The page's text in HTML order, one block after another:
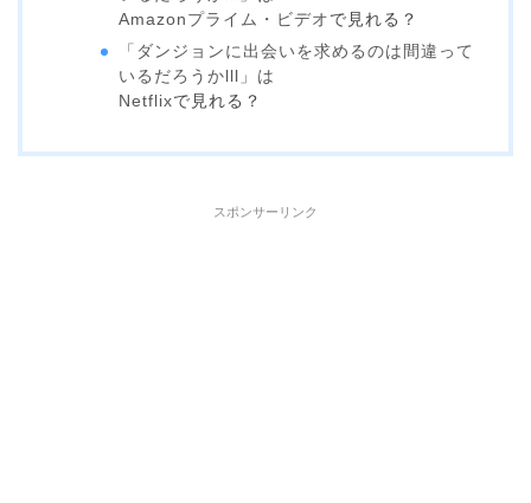
Amazonプライム・ビデオ で見れる？
「ダンジョンに出会いを求めるのは間違って
いるだろうかlll」は
Netflixで見れる？
スポンサーリンク